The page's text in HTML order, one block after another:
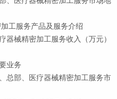
工服务产品及服务介绍
械精密加工服务收入（万元）
业务
总部、医疗器械精密加工服务市